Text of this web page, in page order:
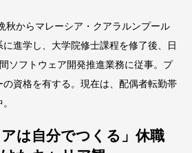
秋からマレーシア・クアラルンプール
進学し、大学院修士課程を修了後、日
ソフトウェア開発推進業務に従事。プ
の資格を有する。現在は、配偶者転勤帯
アは自分でつくる」休職